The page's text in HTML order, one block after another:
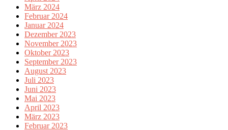
März 2024
Februar 2024
Januar 2024
Dezember 2023
November 2023
Oktober 2023
September 2023
August 2023
Juli 2023
Juni 2023
Mai 2023
April 2023
März 2023
Februar 2023